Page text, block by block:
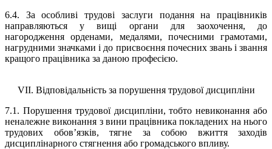
6.4. За особливі трудові заслуги подання на працівників
направляються у вищі органи для заохочення, до
нагородження орденами, медалями, почесними грамотами,
нагрудними значками і до присвоєння почесних звань і звання
кращого працівника за даною професією.
VII. Відповідальність за порушення трудової дисципліни
7.1 . Порушення трудової дисципліни, тобто невиконання або
неналежне виконання з вини працівника покладених на нього
трудових обов’язків, тягне за собою вжиття заходів
дисциплінарного стягнення або громадського впливу.